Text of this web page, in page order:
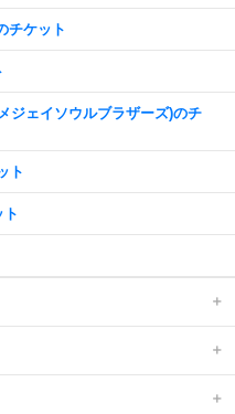
チケット
ェイソウルブラザーズ)のチ
ト